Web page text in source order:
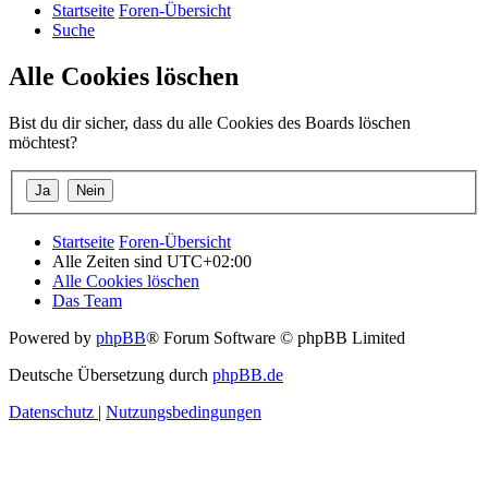
Startseite Foren-Übersicht
Suche
Alle Cookies löschen
Bist du dir sicher, dass du alle Cookies des Boards löschen
möchtest?
Startseite Foren-Übersicht
Alle Zeiten sind UTC+02:00
Alle Cookies löschen
Das Team
Powered by phpBB® Forum Software © phpBB Limited
Deutsche Übersetzung durch phpBB.de
Datenschutz | Nutzungsbedingungen